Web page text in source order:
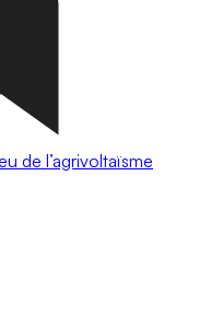
de l’agrivoltaïsme